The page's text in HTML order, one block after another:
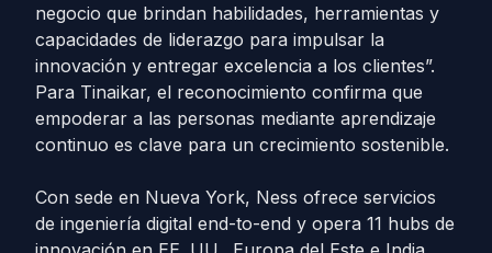
negocio que brindan habilidades, herramientas y
capacidades de liderazgo para impulsar la
innovación y entregar excelencia a los clientes”.
Para Tinaikar, el reconocimiento confirma que
empoderar a las personas mediante aprendizaje
continuo es clave para un crecimiento sostenible.
Con sede en Nueva York, Ness ofrece servicios
de ingeniería digital end-to-end y opera 11 hubs de